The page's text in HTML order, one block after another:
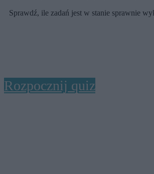
Sprawdź, ile zadań jest w stanie sprawnie
Rozpocznij quiz